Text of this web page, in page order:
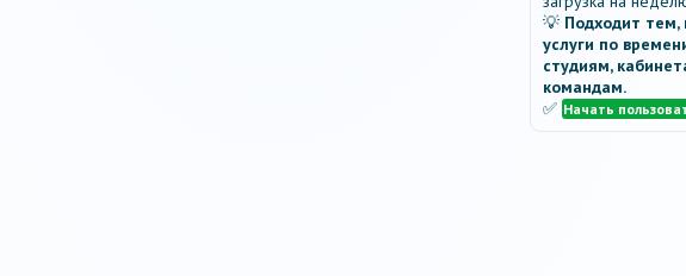
💡 Подходит тем,
услуги по
студиям,
командам.
✅ Начать